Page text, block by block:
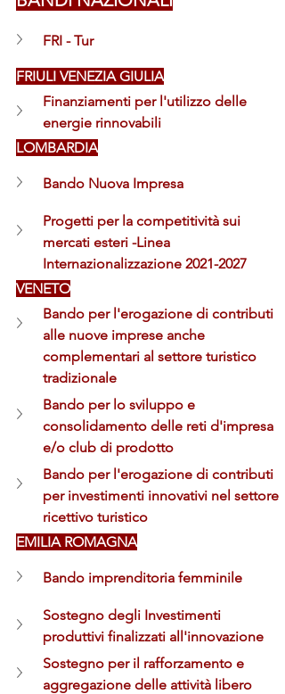
FRI - Tur
FRIULI VENEZIA GIULIA
Finanziamenti per l'utilizzo delle
energie rinnovabili
LOMBARDIA
Bando Nuova Impresa
Progetti per la competitività sui
mercati esteri -Linea
Internazionalizzazione 2021-2027
VENETO
Bando per l'erogazione di contributi
alle nuove imprese anche
complementari al settore turistico
tradizionale
Bando per lo sviluppo e
consolidamento delle reti d'impresa
e/o club di prodotto
Bando per l'erogazione di contributi
per investimenti innovativi nel settore
ricettivo turistico
EMILIA ROMAGNA
Bando imprenditoria femminile
Sostegno degli Investimenti
produttivi finalizzati all'innovazione
Sostegno per il rafforzamento e
aggregazione delle attività libero